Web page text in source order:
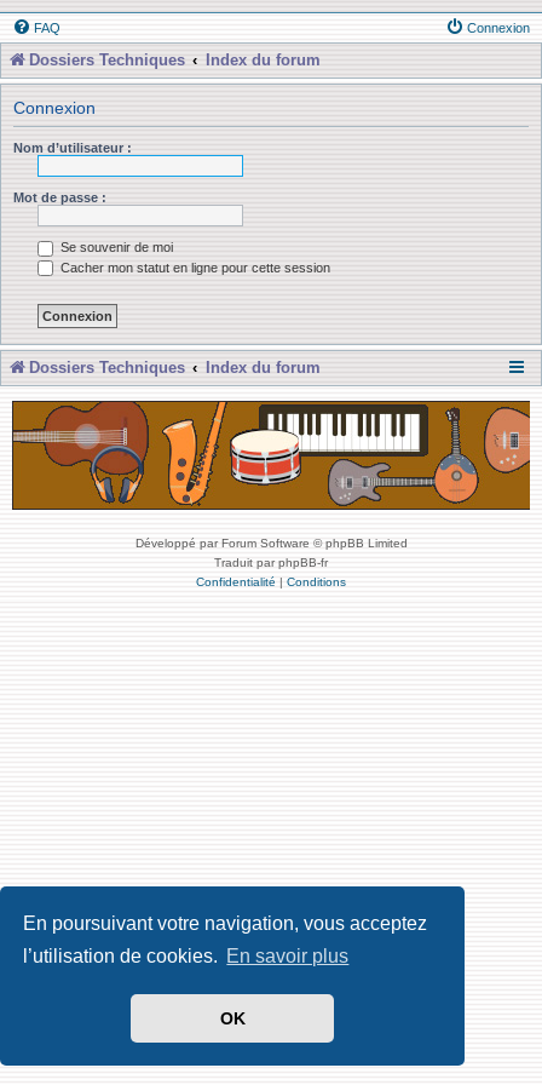
En poursuivant votre navigation, vous acceptez
l’utilisation de cookies. En savoir plus
OK
FAQ Connexion
Dossiers Techniques Index du forum
Connexion
Nom d’utilisateur :
Mot de passe :
Se souvenir de moi
Cacher mon statut en ligne pour cette session
Dossiers Techniques Index du forum
Développé par Forum Software © phpBB Limited
Traduit par phpBB-fr
Confidentialité | Conditions